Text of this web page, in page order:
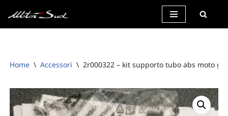
Vai
Home \ Accessori \ 2r000322 – kit supporto tubo abs moto